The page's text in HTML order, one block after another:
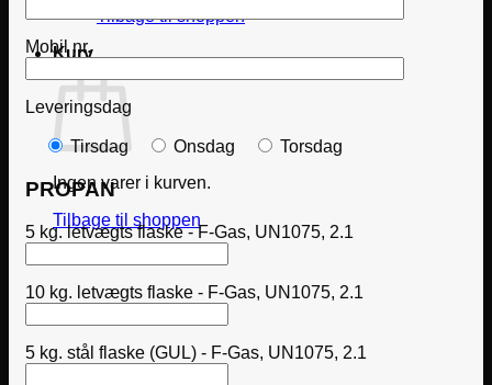
Tilbage til shoppen
Kurv
Ingen varer i kurven.
Tilbage til shoppen
Mobil nr.
Leveringsdag
Tirsdag Onsdag Torsdag
PROPAN
5 kg. letvægts flaske - F-Gas, UN1075, 2.1
10 kg. letvægts flaske - F-Gas, UN1075, 2.1
5 kg. stål flaske (GUL) - F-Gas, UN1075, 2.1